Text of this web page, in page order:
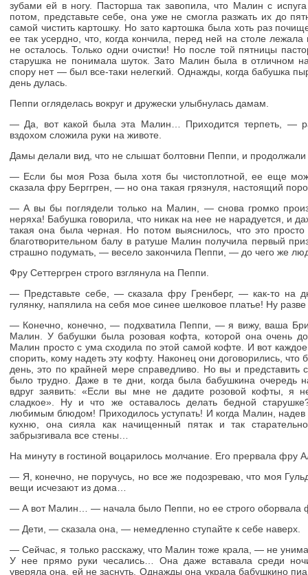
зубами ей в ногу. Пасторша так завопила, что Малин с
потом, представьте себе, она уже не смогла разжать их до
самой чистить картошку. Но зато картошка была хоть раз
ее так усердно, что, когда кончила, перед ней на столе
не осталось. Только одни очистки! Но после той пятницы
старушка не понимала шуток. Зато Малин была в отличном
спору нет — был все-таки нелегкий. Однажды, когда бабушка
день дулась.
Пеппи огляделась вокруг и дружески улыбнулась дамам.
— Да, вот какой была эта Малин… Приходится терпеть, —
вздохом сложила руки на животе.
Дамы делали вид, что не слышат болтовни Пеппи, и продолжали
— Если бы моя Роза была хотя бы чистоплотной, ее еще
сказала фру Берггрен, — но она такая грязнуля, настоящий
— А вы бы поглядели только на Малин, — снова громко
неряха! Бабушка говорила, что никак на нее не нарадуется, и
такая она была черная. Но потом выяснилось, что это
благотворительном балу в ратуше Малин получила первый
страшно подумать, — весело закончила Пеппи, — до чего же
Фру Сеттергрен строго взглянула на Пеппи.
— Представьте себе, — сказала фру Гренберг, — как-то на
гулянку, напялила на себя мое синее шелковое платье! Ну разве
— Конечно, конечно, — подхватила Пеппи, — я вижу, ваша
Малин. У бабушки была розовая кофта, которой она очень
Малин просто с ума сходила по этой самой кофте. И вот
спорить, кому надеть эту кофту. Наконец они договорились, что
день, это по крайней мере справедливо. Но вы и
было трудно. Даже в те дни, когда была бабушкина очередь
вдруг заявить: «Если вы мне не дадите розовой кофты, я
сладкое». Ну и что же оставалось делать бедной
любимым блюдом! Приходилось уступать! И когда Малин, надев
кухню, она сияла как начищенный пятак и так
забрызгивала все стены…
На минуту в гостиной воцарилось молчание. Его прервала фру
— Я, конечно, не поручусь, но все же подозреваю, что моя
вещи исчезают из дома…
— А вот Малин… — начала было Пеппи, но ее строго оборвала
— Дети, — сказала она, — немедленно ступайте к себе наверх.
— Сейчас, я только расскажу, что Малин тоже крала, — не
У нее прямо руки чесались… Она даже вставала среди
уверяла она, ей не заснуть. Однажды она украла бабушкино